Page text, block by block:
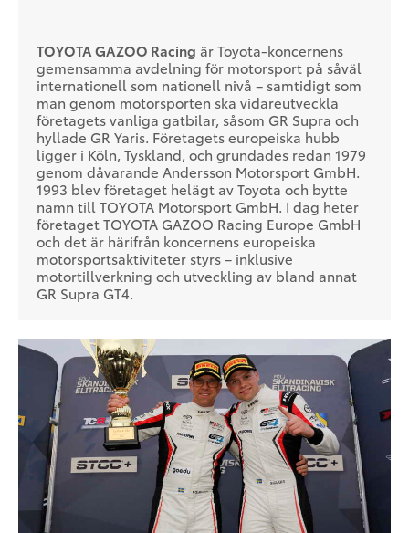
TOYOTA GAZOO Racing är Toyota-koncernens
gemensamma avdelning för motorsport på såväl
internationell som nationell nivå – samtidigt som
man genom motorsporten ska vidareutveckla
företagets vanliga gatbilar, såsom GR Supra och
hyllade GR Yaris. Företagets europeiska hubb
ligger i Köln, Tyskland, och grundades redan 1979
genom dåvarande Andersson Motorsport GmbH.
1993 blev företaget helägt av Toyota och bytte
namn till TOYOTA Motorsport GmbH. I dag heter
företaget TOYOTA GAZOO Racing Europe GmbH
och det är härifrån koncernens europeiska
motorsportsaktiviteter styrs – inklusive
motortillverkning och utveckling av bland annat
GR Supra GT4.